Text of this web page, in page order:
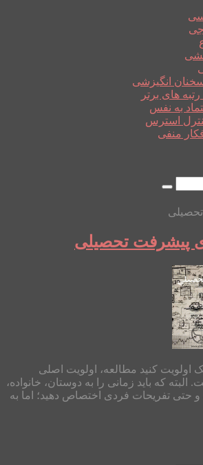
انگیزشی
های برتر
به نفس
استرس
منفی
اولویت کنید مطالعه، اولویت اصلی
که باید زمانی را به دوستان، خانواده،
و حتی تفریحات فردی اختصاص دهید؛ اما به